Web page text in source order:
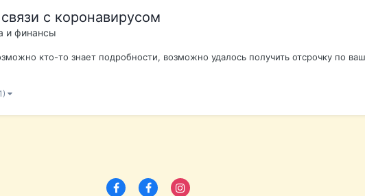
с коронавирусом
и финансы
кто-то знает подробности, возможно удалось получить отсрочку по